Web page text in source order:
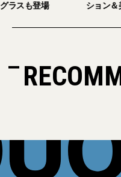
にオープン。日本限定サング